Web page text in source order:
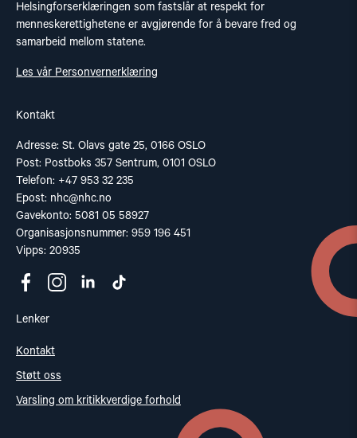
Helsingforserklæringen som fastslår at respekt for
menneskerettighetene er avgjørende for å bevare fred og
samarbeid mellom statene.
Les vår Personvernerklæring
Kontakt
Adresse: St. Olavs gate 25, 0166 OSLO
Post: Postboks 357 Sentrum, 0101 OSLO
Telefon: +47 953 32 235
Epost: nhc@nhc.no
Gavekonto: 5081 05 58927
Organisasjonsnummer: 959 196 451
Vipps: 20935
Lenker
Kontakt
Støtt oss
Varsling om kritikkverdige forhold